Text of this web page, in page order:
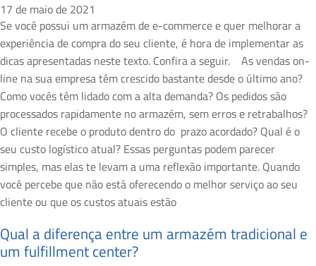
17 de maio de 2021
Se você possui um armazém de e-commerce e quer melhorar a
experiência de compra do seu cliente, é hora de implementar as
dicas apresentadas neste texto. Confira a seguir. As vendas on-
line na sua empresa têm crescido bastante desde o último ano?
Como vocês têm lidado com a alta demanda? Os pedidos são
processados rapidamente no armazém, sem erros e retrabalhos?
O cliente recebe o produto dentro do prazo acordado? Qual é o
seu custo logístico atual? Essas perguntas podem parecer
simples, mas elas te levam a uma reflexão importante. Quando
você percebe que não está oferecendo o melhor serviço ao seu
cliente ou que os custos atuais estão
Qual a diferença entre um armazém tradicional e
um fulfillment center?